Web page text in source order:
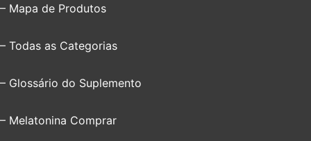
– Mapa de Produtos
– Todas as Categorias
– Glossário do Suplemento
– Melatonina Comprar